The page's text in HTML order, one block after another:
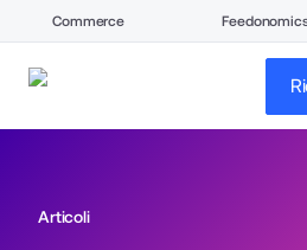
Commerce
Articoli